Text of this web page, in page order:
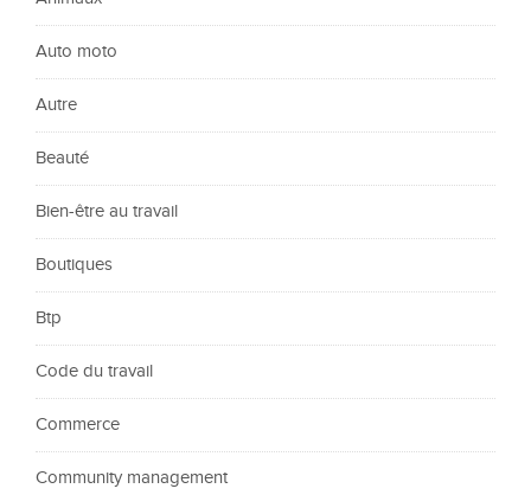
Auto moto
Autre
Beauté
Bien-être au travail
Boutiques
Btp
Code du travail
Commerce
Community management